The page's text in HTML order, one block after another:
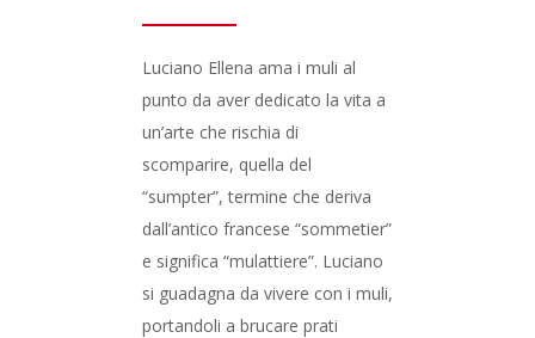
Luciano Ellena ama i muli al
punto da aver dedicato la vita a
un’arte che rischia di
scomparire, quella del
“sumpter”, termine che deriva
dall’antico francese “sommetier”
e significa “mulattiere”. Luciano
si guadagna da vivere con i muli,
portandoli a brucare prati